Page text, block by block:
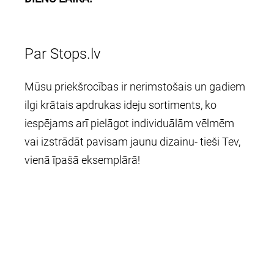
Par Stops.lv
Mūsu priekšrocības ir nerimstošais un gadiem
ilgi krātais apdrukas ideju sortiments, ko
iespējams arī pielāgot individuālām vēlmēm
vai izstrādāt pavisam jaunu dizainu- tieši Tev,
vienā īpašā eksemplārā!